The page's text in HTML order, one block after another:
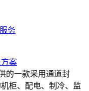
务
案
的一款采用通道封
柜、配电、制冷、监